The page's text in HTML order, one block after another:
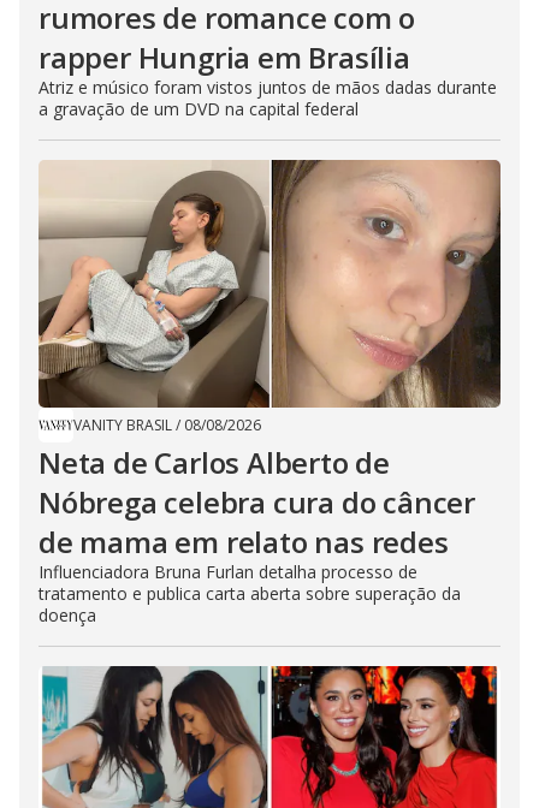
rumores de romance com o
rapper Hungria em Brasília
Atriz e músico foram vistos juntos de mãos dadas durante
a gravação de um DVD na capital federal
VANITY BRASIL/ 08/08/2026
Neta de Carlos Alberto de
Nóbrega celebra cura do câncer
de mama em relato nas redes
Influenciadora Bruna Furlan detalha processo de
tratamento e publica carta aberta sobre superação da
doença